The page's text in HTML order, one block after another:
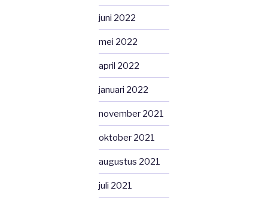
juni 2022
mei 2022
april 2022
januari 2022
november 2021
oktober 2021
augustus 2021
juli 2021